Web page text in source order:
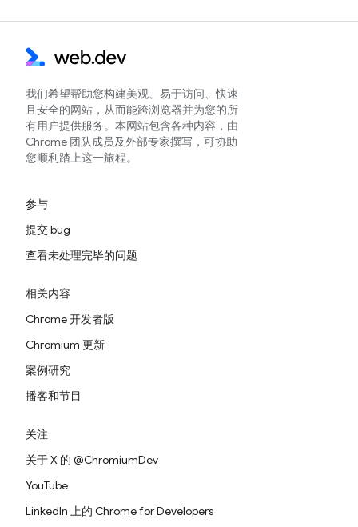
我们希望帮助您构建美观、易于访问、快速
且安全的网站，从而能跨浏览器并为您的所
有用户提供服务。本网站包含各种内容，由
Chrome 团队成员及外部专家撰写，可协助
您顺利踏上这一旅程。
参与
提交 bug
查看未处理完毕的问题
相关内容
Chrome 开发者版
Chromium 更新
案例研究
播客和节目
关注
关于 X 的 @ChromiumDev
YouTube
LinkedIn 上的 Chrome for Developers